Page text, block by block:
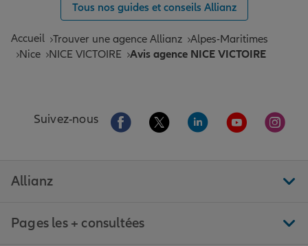
Tous nos guides et conseils Allianz
Accueil Trouver une agence Allianz Alpes-Maritimes
Nice
NICE VICTOIRE Avis agence NICE VICTOIRE
Suivez-nous Aller sur la page Facebook de Allianz
Aller sur la page Twitter de
Aller sur la page
Aller sur la
Aller
Allianz
Pages les + consultées